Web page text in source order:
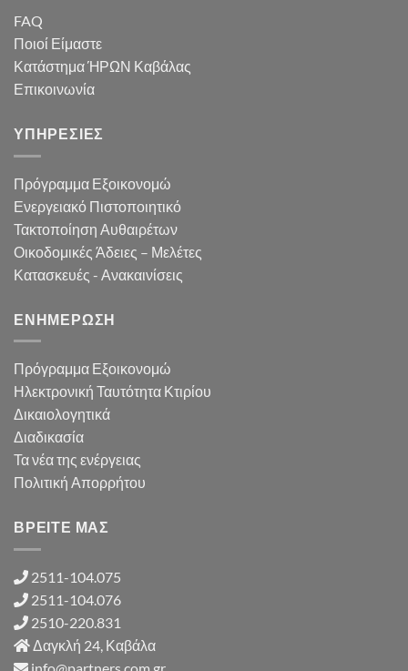
FAQ
Ποιοί Είμαστε
Κατάστημα ΉΡΩΝ Καβάλας
Επικοινωνία
ΥΠΗΡΕΣΙΕΣ
Πρόγραμμα Εξοικονομώ
Ενεργειακό Πιστοποιητικό
Τακτοποίηση Αυθαιρέτων
Οικοδομικές Άδειες – Μελέτες
Κατασκευές - Ανακαινίσεις
ΕΝΗΜΕΡΩΣΗ
Πρόγραμμα Εξοικονομώ
Ηλεκτρονική Ταυτότητα Κτιρίου
Δικαιολογητικά
Διαδικασία
Τα νέα της ενέργειας
Πολιτική Απορρήτου
ΒΡΕΙΤΕ ΜΑΣ
2511-104.075
2511-104.076
2510-220.831
Δαγκλή 24, Καβάλα